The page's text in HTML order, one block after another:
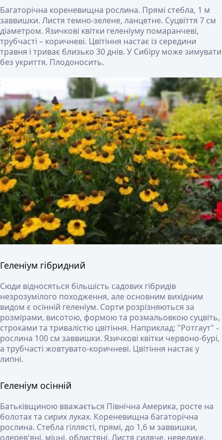
Багаторічна кореневищна рослина. Прямі стебла, 1 м
заввишки. Листя темно-зелене, ланцетне. Суцвіття 7 см
діаметром. Язичкові квітки геленіуму помаранчеві,
трубчасті – коричневі. Цвітіння настає із середини
травня і триває близько 30 днів. У Сибіру може зимувати
без укриття. Плодоносить.
Геленіум гібридний
Сюди відносяться більшість садових гібридів
незрозумілого походження, але основним вихідним
видом є осінній геленіум. Сорти розрізняються за
розмірами, висотою, формою та розмальовкою суцвіть,
строками та тривалістю цвітіння. Наприклад: "Ротгаут" -
рослина 100 см заввишки. Язичкові квітки червоно-бурі,
а трубчасті жовтувато-коричневі. Цвітіння настає у
липні.
Геленіум осінній
Батьківщиною вважається Північна Америка, росте на
болотах та сирих луках. Кореневищна багаторічна
рослина. Стебла гіллясті, прямі, до 1,6 м заввишки,
одерев'яні, міцні, облистяні. Листя сидяче, невелике.